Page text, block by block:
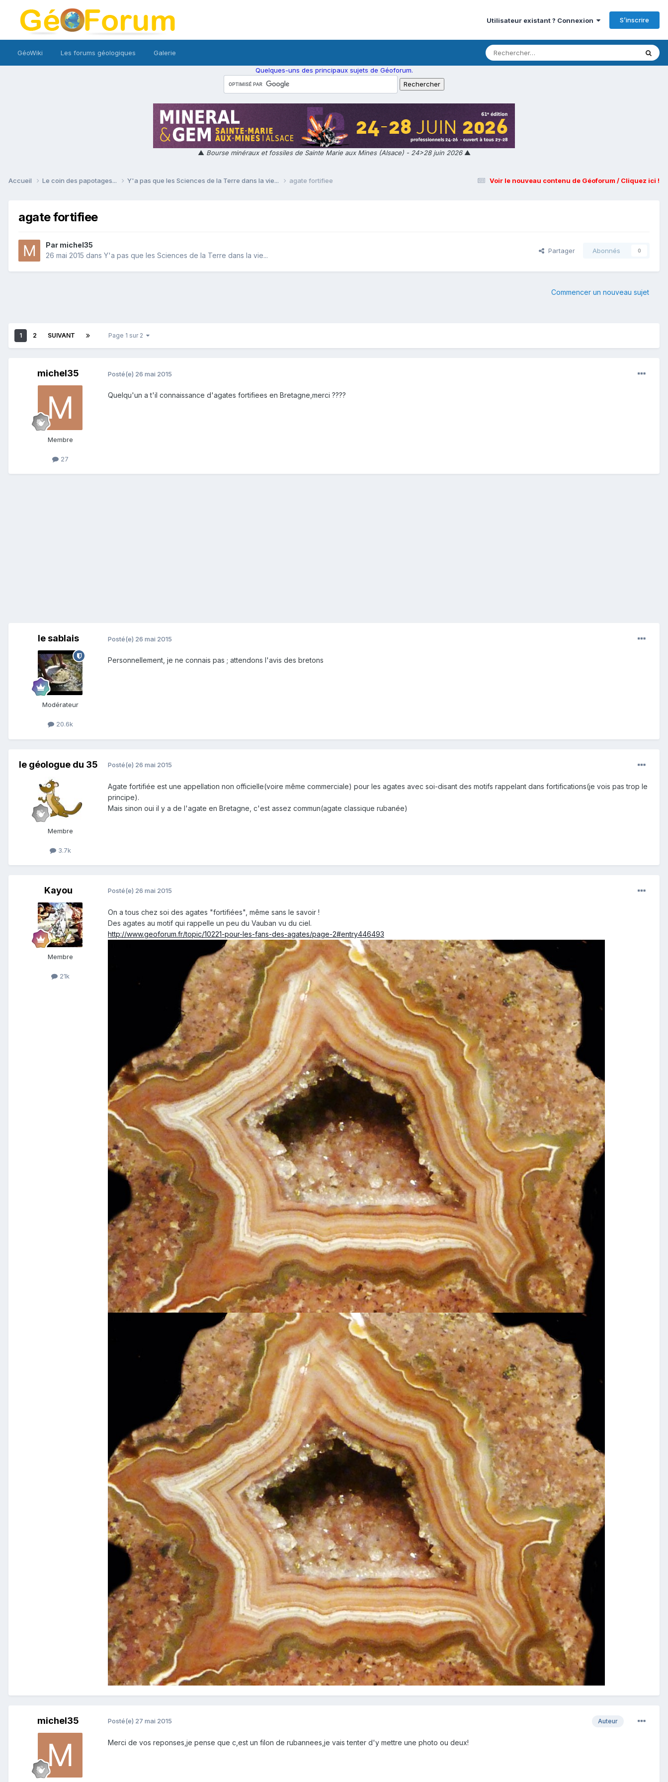
Utilisateur existant ? Connexion S’inscrire
GéoWiki Les forums géologiques Galerie
Quelques-uns des principaux sujets de Géoforum.
▲ Bourse minéraux et fossiles de Sainte Marie aux Mines (Alsace) - 24>28 juin 2026▲
Voir le nouveau contenu de Géoforum / Cliquez ici !
Accueil Le coin des papotages... Y'a pas que les Sciences de la Terre dans la vie... agate fortifiee
agate fortifiee
Par michel35
26 mai 2015 dans Y'a pas que les Sciences de la Terre dans la vie...
Partager Abonnés 0
Commencer un nouveau sujet
1 2 SUIVANT Page 1 sur 2
michel35
Membre
27
Posté(e) 26 mai 2015
Quelqu'un a t'il connaissance d'agates fortifiees en Bretagne,merci ????
le sablais
Modérateur
20.6k
Posté(e) 26 mai 2015
Personnellement, je ne connais pas ; attendons l'avis des bretons
le géologue du 35
Membre
3.7k
Posté(e) 26 mai 2015
Agate fortifiée est une appellation non officielle(voire même commerciale) pour les agates avec soi-disant des motifs rappelant dans fortifications(je vois pas trop le
principe).
Mais sinon oui il y a de l'agate en Bretagne, c'est assez commun(agate classique rubanée)
Kayou
Membre
21k
Posté(e) 26 mai 2015
On a tous chez soi des agates "fortifiées", même sans le savoir !
Des agates au motif qui rappelle un peu du Vauban vu du ciel.
http://www.geoforum.fr/topic/10221-pour-les-fans-des-agates/page-2#entry446493
michel35 Auteur
Posté(e) 27 mai 2015
Merci de vos reponses,je pense que c,est un filon de rubannees,je vais tenter d'y mettre une photo ou deux!